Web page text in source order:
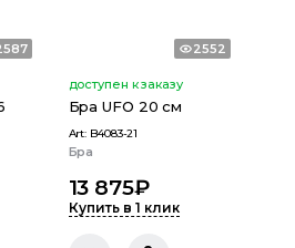
2552
доступен к заказу
Бра UFO 20 см
Art: B4083-21
Бра
13 875₽
Купить в 1 клик